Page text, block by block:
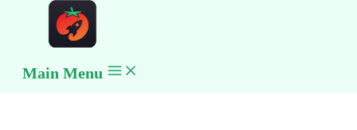
Main Menu